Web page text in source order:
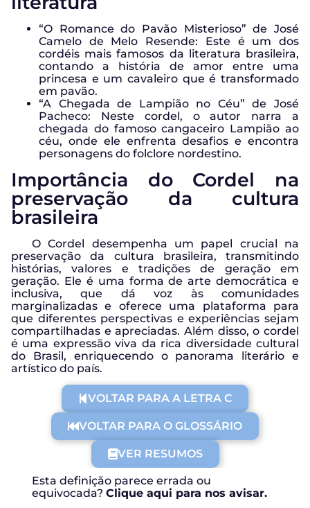
“O Romance do Pavão Misterioso” de José
Camelo de Melo Resende: Este é um dos
cordéis mais famosos da literatura brasileira,
contando a história de amor entre uma
princesa e um cavaleiro que é transformado
em pavão.
“A Chegada de Lampião no Céu” de José
Pacheco: Neste cordel, o autor narra a
chegada do famoso cangaceiro Lampião ao
céu, onde ele enfrenta desafios e encontra
personagens do folclore nordestino.
Importância do Cordel na
preservação da cultura
brasileira
O Cordel desempenha um papel crucial na
preservação da cultura brasileira, transmitindo
histórias, valores e tradições de geração em
geração. Ele é uma forma de arte democrática e
inclusiva, que dá voz às comunidades
marginalizadas e oferece uma plataforma para
que diferentes perspectivas e experiências sejam
compartilhadas e apreciadas. Além disso, o cordel
é uma expressão viva da rica diversidade cultural
do Brasil, enriquecendo o panorama literário e
artístico do país.
VOLTAR PARA A LETRA C
VOLTAR PARA O GLOSSÁRIO
VER RESUMOS
Esta definição parece errada ou
equivocada? Clique aqui para nos avisar.